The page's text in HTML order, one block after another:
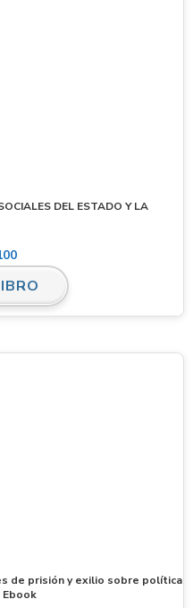
DEL ESTADO Y LA
de prisión y exilio sobre política
Ebook